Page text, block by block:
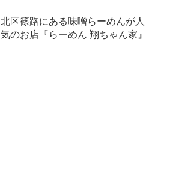
北区篠路にある味噌らーめんが人
気のお店『らーめん 翔ちゃん家』